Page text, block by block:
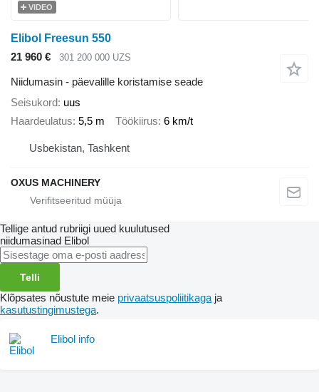
VIDEO
Elibol Freesun 550
21 960 €
301 200 000 UZS
Niidumasin - päevalille koristamise seade
Seisukord uus
Haardeulatus 5,5 m Töökiirus 6 km/t
Usbekistan, Tashkent
OXUS MACHINERY
Tellige antud rubriigi uued kuulutused
niidumasinad Elibol
Telli
Klõpsates nõustute meie privaatsuspoliitikaga ja
kasutustingimustega.
Elibol info